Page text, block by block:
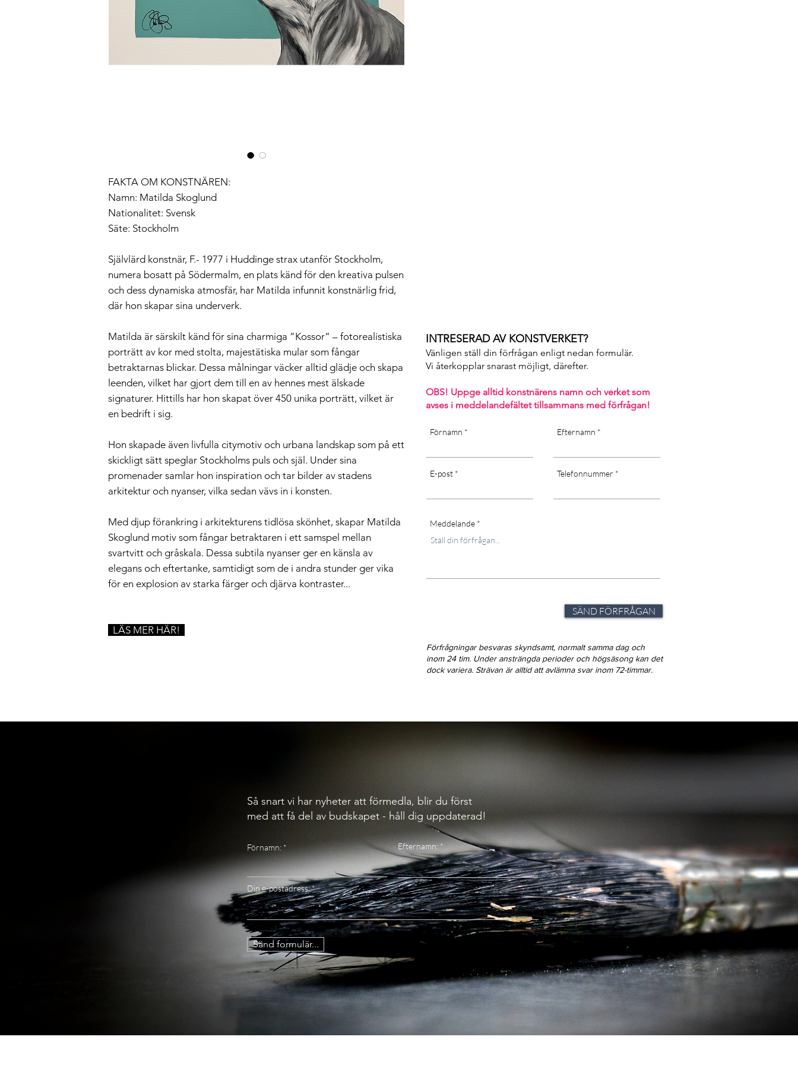
FAKTA OM KONSTNÄREN:
Namn: Matilda Skoglund
Nationalitet: Svensk
Säte: Stockholm
Självlärd konstnär, F.- 1977 i Huddinge strax utanför Stockholm,
numera bosatt på Södermalm, en plats känd för den kreativa pulsen
och dess dynamiska atmosfär, har Matilda infunnit konstnärlig frid,
där hon skapar sina underverk.
Matilda är särskilt känd för sina charmiga ”Kossor” – fotorealistiska
porträtt av kor med stolta, majestätiska mular som fångar
betraktarnas blickar. Dessa målningar väcker alltid glädje och skapa
leenden, vilket har gjort dem till en av hennes mest älskade
signaturer. Hittills har hon skapat över 450 unika porträtt, vilket är
en bedrift i sig.
Hon skapade även livfulla citymotiv och urbana landskap som på ett
skickligt sätt speglar Stockholms puls och själ. Under sina
promenader samlar hon inspiration och tar bilder av stadens
arkitektur och nyanser, vilka sedan vävs in i konsten.
Med djup förankring i arkitekturens tidlösa skönhet, skapar Matilda
Skoglund motiv som fångar betraktaren i ett samspel mellan
svartvitt och gråskala. Dessa subtila nyanser ger en känsla av
elegans och eftertanke, samtidigt som de i andra stunder ger vika
för en explosion av starka färger och djärva kontraster...
LÄS MER HÄR!
INTRESERAD AV KONSTVERKET?
Vänligen ställ din förfrågan enligt nedan formulär.
Vi återkopplar snarast möjligt, därefter. ​
OBS! Uppge alltid konstnärens namn och verket som
avses i meddelandefältet tillsammans med förfrågan!
Förnamn
E-post
Efternamn
Telefonnummer
Meddelande
SÄND FÖRFRÅGAN
Förfrågningar besvaras skyndsamt, normalt samma dag och
inom 24 tim. Under ansträngda perioder och högsäsong kan det
dock variera. Strävan är alltid att avlämna svar inom 72-timmar.
Så snart vi har nyheter att förmedla, blir du först
med att få del av budskapet - håll dig uppdaterad!
Efternamn:
Din e-postadress:
Sänd formulär...
Förnamn: